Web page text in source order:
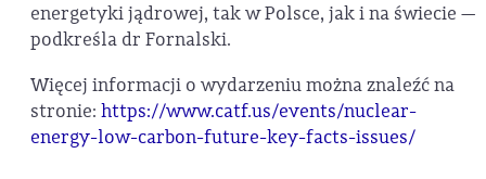
energetyki jądrowej, tak w Polsce, jak i na świecie —
podkreśla dr Fornalski.
Więcej informacji o wydarzeniu można znaleźć na
stronie: https://www.catf.us/events/nuclear-
energy-low-carbon-future-key-facts-issues/